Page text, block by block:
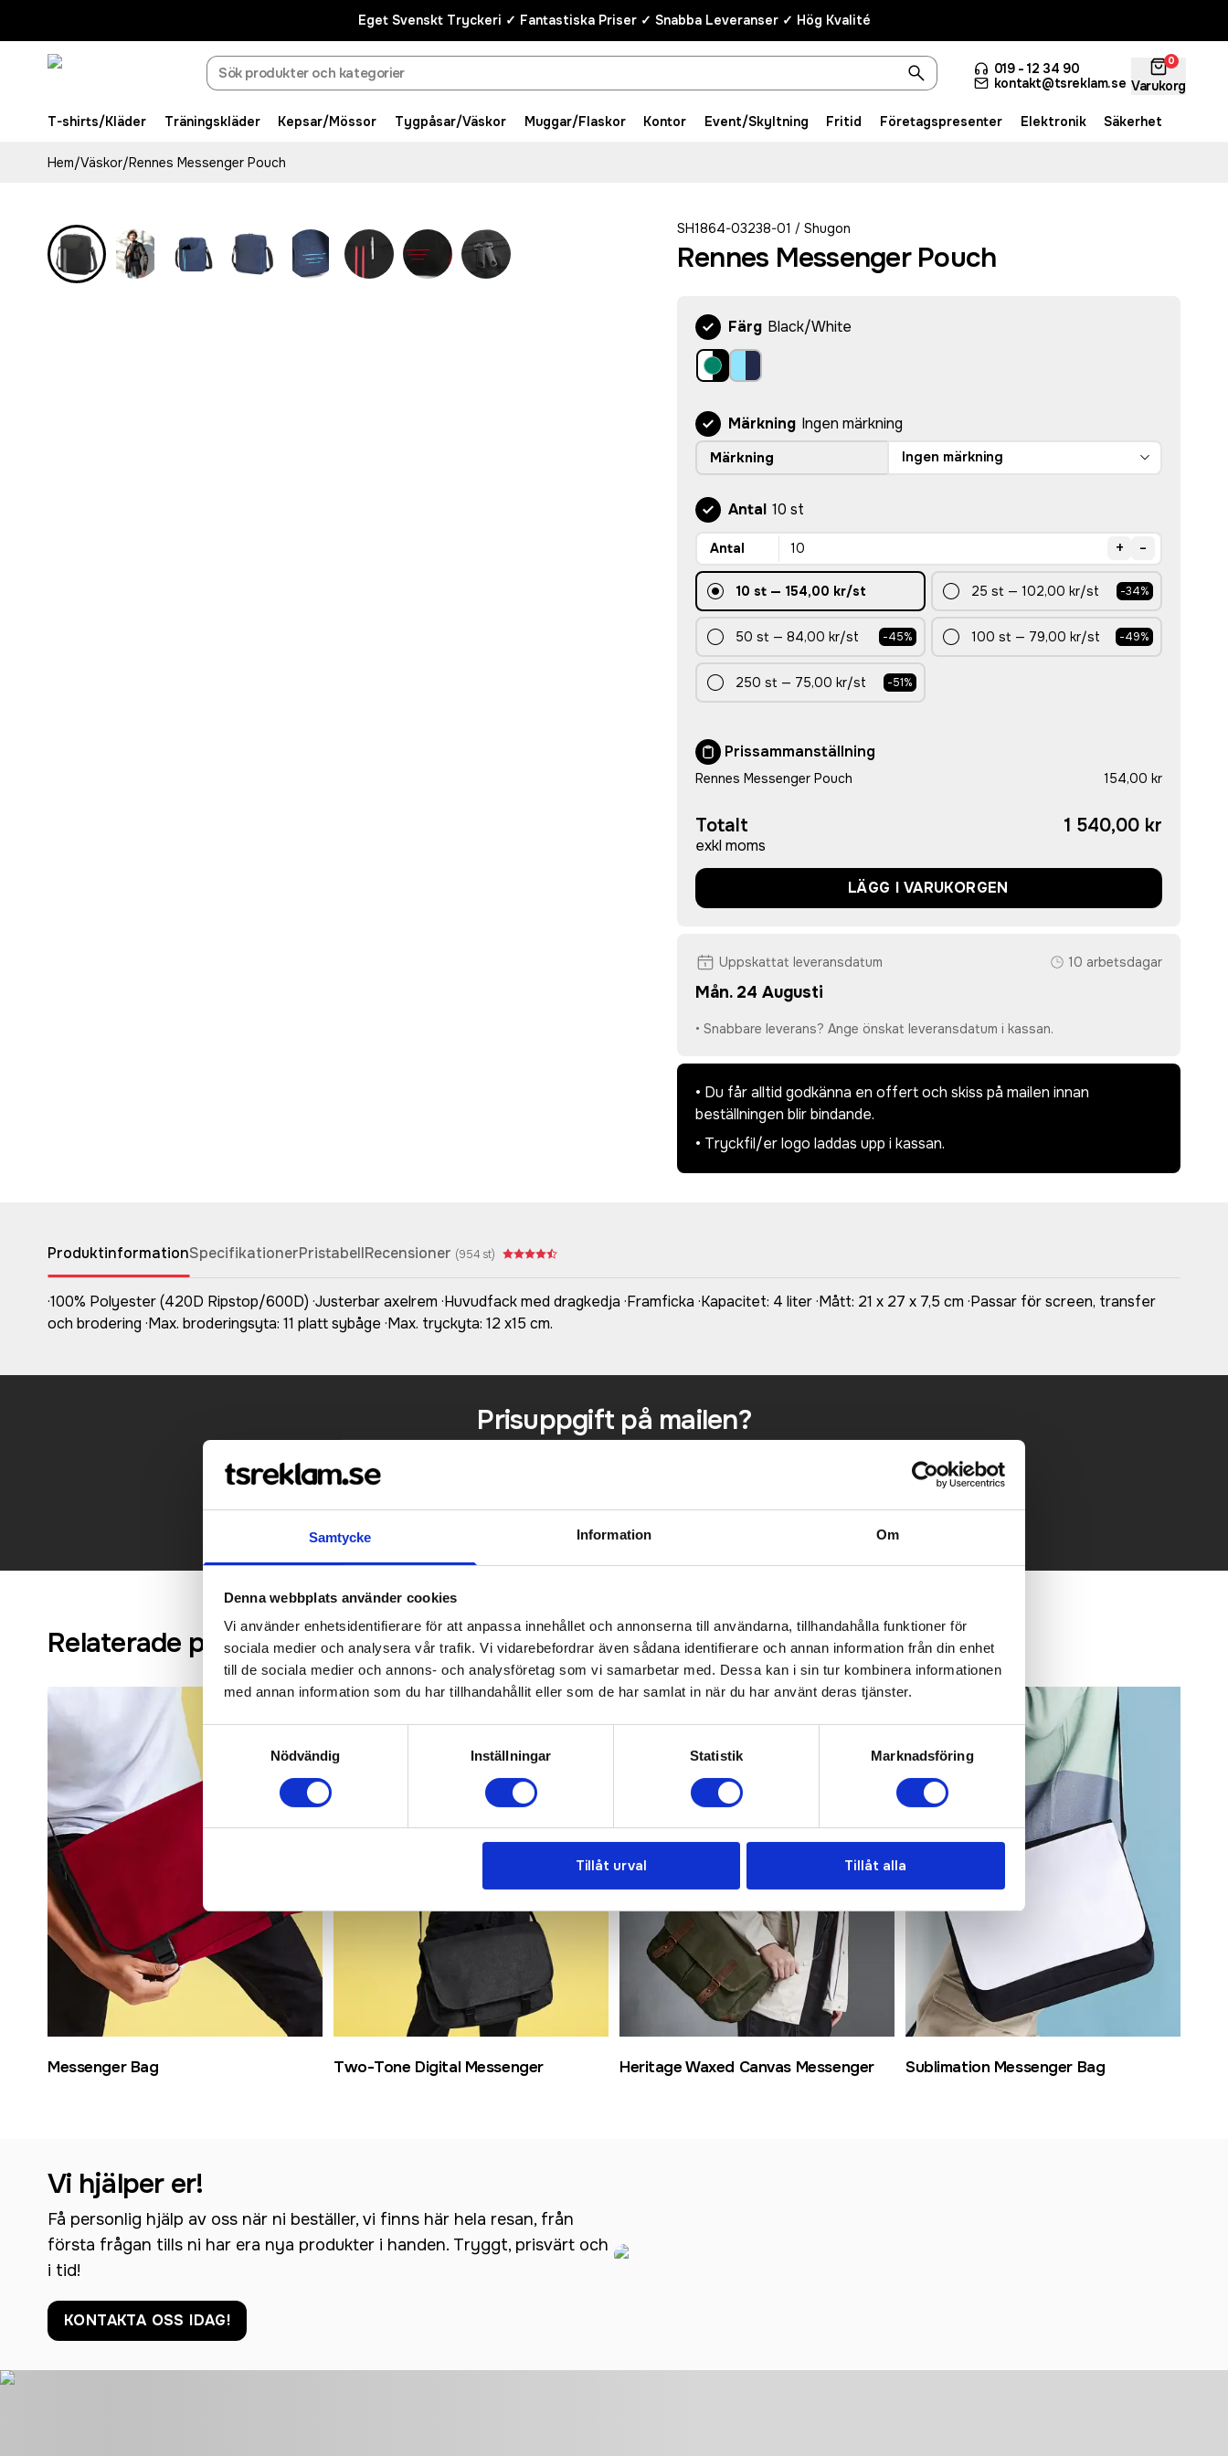
Samtycke Information Om
Denna webbplats använder cookies
Vi använder enhetsidentifierare för att anpassa innehållet och annonserna till användarna, tillhandahålla funktioner för
sociala medier och analysera vår trafik. Vi vidarebefordrar även sådana identifierare och annan information från din enhet
till de sociala medier och annons- och analysföretag som vi samarbetar med. Dessa kan i sin tur kombinera informationen
med annan information som du har tillhandahållit eller som de har samlat in när du har använt deras tjänster.
Nödvändig
Inställningar Statistik Marknadsföring
Tillåt urval Tillåt alla
Eget Svenskt Tryckeri ✓ Fantastiska Priser ✓ Snabba Leveranser ✓ Hög Kvalité
019 - 12 34 90
kontakt@tsreklam.se
0
Varukorg
T-shirts/Kläder Träningskläder Kepsar/Mössor Tygpåsar/Väskor Muggar/Flaskor Kontor Event/Skyltning Fritid Företagspresenter Elektronik Säkerhet
Hem/Väskor/Rennes Messenger Pouch
SH1864-03238-01 / Shugon
Rennes Messenger Pouch
Färg Black/White
Märkning Ingen märkning
Märkning Ingen märkning
Antal 10 st
Antal + -
10 st— 154,00 kr/st 25 st —102,00 kr/st -34%
50 st — 84,00 kr/st -45% 100 st — 79,00 kr/st -49%
250 st — 75,00 kr/st -51%
Prissammanställning
Rennes Messenger Pouch 154,00 kr
Totalt
exkl moms
1 540,00 kr
LÄGG I VARUKORGEN
Uppskattat leveransdatum 10 arbetsdagar
Mån. 24 Augusti
• Snabbare leverans? Ange önskat leveransdatum i kassan.
• Du får alltid godkänna en offert och skiss på mailen innan
beställningen blir bindande.
• Tryckfil/er logo laddas upp i kassan.
ProduktinformationSpecifikationerPristabellRecensioner (954 st)
·100% Polyester (420D Ripstop/600D) ·Justerbar axelrem ·Huvudfack med dragkedja ·Framficka ·Kapacitet: 4 liter ·Mått: 21 x 27 x 7,5 cm ·Passar för screen, transfer
och brodering ·Max. broderingsyta: 11 platt sybåge ·Max. tryckyta: 12 x15 cm.
Prisuppgift på mailen?
Relaterade produkter
Messenger Bag Two-Tone Digital Messenger Heritage Waxed Canvas Messenger Sublimation Messenger Bag
Vi hjälper er!
Få personlig hjälp av oss när ni beställer, vi finns här hela resan, från
första frågan tills ni har era nya produkter i handen. Tryggt, prisvärt och
i tid!
KONTAKTA OSS IDAG!